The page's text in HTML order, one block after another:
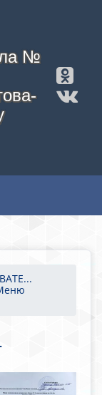
№